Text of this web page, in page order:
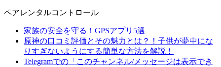
ペアレンタルコントロール
家族の安全を守る！GPSアプリ5選
原神の口コミ評価とその魅力とは？！子供が夢中にな
りすぎないようにする簡単な方法を解説！
Telegramでの「このチャンネル/メッセージは表示でき